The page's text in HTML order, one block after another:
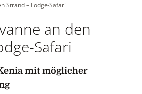
Strand – Lodge-Safari
an den
Safari
mit möglicher